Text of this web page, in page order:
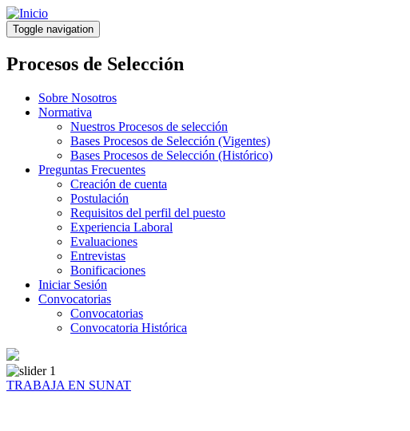
Pasar
al
contenido
principal
Toggle navigation
Procesos de Selección
Sobre Nosotros
Normativa
Nuestros Procesos de selección
Bases Procesos de Selección (Vigentes)
Bases Procesos de Selección (Histórico)
Preguntas Frecuentes
Creación de cuenta
Postulación
Requisitos del perfil del puesto
Experiencia Laboral
Evaluaciones
Entrevistas
Bonificaciones
Iniciar Sesión
Convocatorias
Convocatorias
Convocatoria Histórica
TRABAJA EN SUNAT